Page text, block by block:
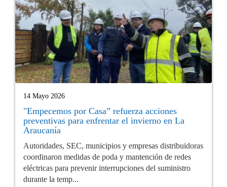
14 Mayo 2026
"Empecemos por Casa” refuerza acciones
preventivas para enfrentar el invierno en La
Araucanía
Autoridades, SEC, municipios y empresas distribuidoras
coordinaron medidas de poda y mantención de redes
eléctricas para prevenir interrupciones del suministro
durante la temp...